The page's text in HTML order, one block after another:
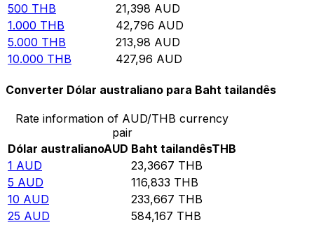
500 THB 21,398 AUD
1.000 THB 42,796 AUD
5.000 THB 213,98 AUD
10.000 THB 427,96 AUD
Converter Dólar australiano para Baht tailandês
Rate information of AUD/THB currency
pair
Dólar australianoAUD Baht tailandêsTHB
1 AUD 23,3667 THB
5 AUD 116,833 THB
10 AUD 233,667 THB
25 AUD 584,167 THB